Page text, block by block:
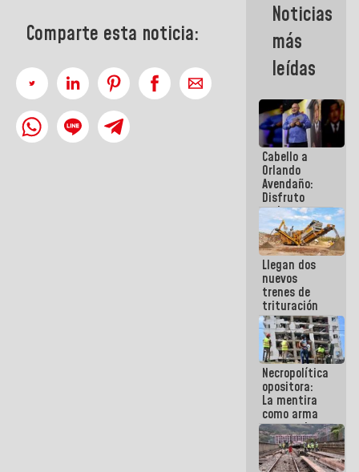
Comparte esta noticia:
emprendedores
afectados
por
terremotos
Noticias
más
leídas
Cabello a
Orlando
Avendaño:
Disfruto
cada vez
que escribes
porque lo
que haces
es
embarrarla
Llegan dos
nuevos
trenes de
trituración
para
optimizar
manejo de
escombros
en La Guaira
Necropolítica
opositora:
La mentira
como arma
contra el
Pueblo